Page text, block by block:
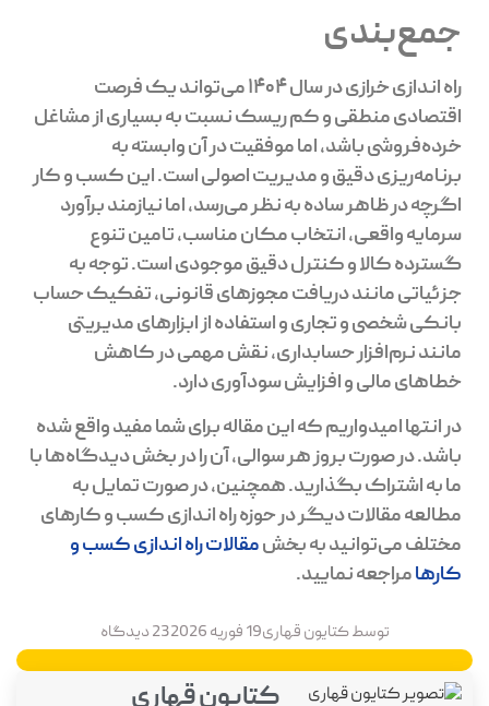
جمع‌بندی
راه اندازی خرازی در سال ۱۴۰۴ می‌تواند یک فرصت
اقتصادی منطقی و کم ریسک نسبت به بسیاری از مشاغل
خرده‌فروشی باشد، اما موفقیت در آن وابسته به
برنامه‌ریزی دقیق و مدیریت اصولی است. این کسب و کار
اگرچه در ظاهر ساده به نظر می‌رسد، اما نیازمند برآورد
سرمایه واقعی، انتخاب مکان مناسب، تامین تنوع
گسترده کالا و کنترل دقیق موجودی است. توجه به
جزئیاتی مانند دریافت مجوزهای قانونی، تفکیک حساب
بانکی شخصی و تجاری و استفاده از ابزارهای مدیریتی
مانند نرم‌افزار حسابداری، نقش مهمی در کاهش
خطاهای مالی و افزایش سودآوری دارد.
در انتها امیدواریم که این مقاله برای شما مفید واقع شده
باشد. در صورت بروز هر سوالی، آن را در بخش دیدگاه‌ها با
ما به اشتراک بگذارید. همچنین، در صورت تمایل به
مطالعه مقالات دیگر در حوزه راه اندازی کسب و کارهای
مختلف می‌توانید به بخشمقالات راه اندازی کسب و
کارهامراجعه نمایید.
توسطکتایون قهاری19 فوریه 2026 23 دیدگاه